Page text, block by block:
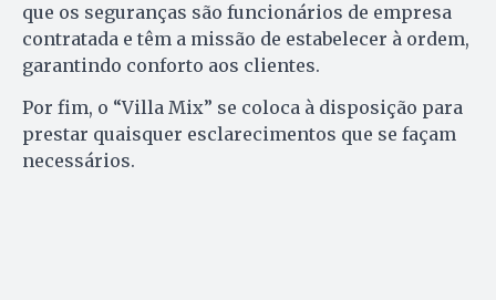
que os seguranças são funcionários de empresa
contratada e têm a missão de estabelecer à ordem,
garantindo conforto aos clientes.
Por fim, o “Villa Mix” se coloca à disposição para
prestar quaisquer esclarecimentos que se façam
necessários.